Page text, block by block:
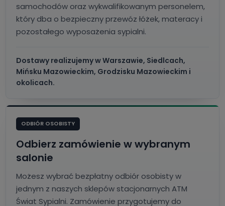
samochodów oraz wykwalifikowanym personelem,
który dba o bezpieczny przewóz łóżek, materacy i
pozostałego wyposażenia sypialni.
Dostawy realizujemy w Warszawie, Siedlcach,
Mińsku Mazowieckim, Grodzisku Mazowieckim i
okolicach.
ODBIÓR OSOBISTY
Odbierz zamówienie w wybranym
salonie
Możesz wybrać bezpłatny odbiór osobisty w
jednym z naszych sklepów stacjonarnych ATM
Świat Sypialni. Zamówienie przygotujemy do